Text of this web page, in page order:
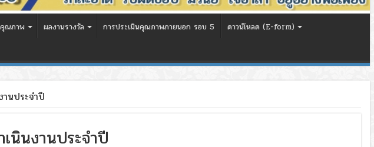
ณภาพ ผลงานรางวัล การประเมินคุณภาพภายนอก รอบ 5 ดาวน์โหลด (E-form)
านประจำปี
นินงานประจำปี